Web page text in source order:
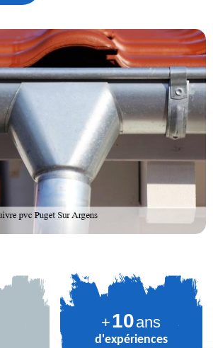
+10ans
d'expériences